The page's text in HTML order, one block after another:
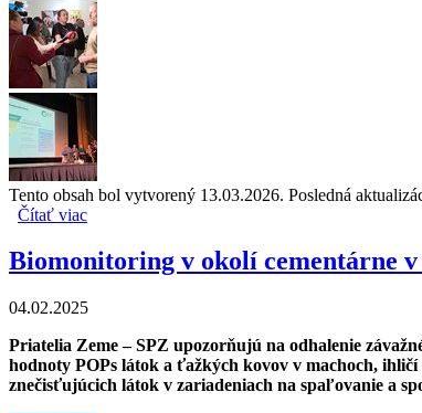
Tento obsah bol vytvorený 13.03.2026. Posledná
Čítať viac
Biomonitoring v okolí cementárne
04.02.2025
Priatelia Zeme – SPZ upozorňujú na odhalenie
hodnoty POPs látok a ťažkých kovov v machoch,
znečisťujúcich látok v zariadeniach na spaľovanie a